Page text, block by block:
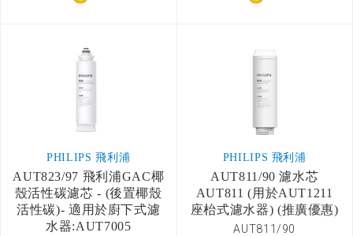
PHILIPS 飛利浦
AUT823/97 飛利浦GAC椰
殼活性碳濾芯 - (後置椰殼
活性碳)- 適用於廚下式濾
水器:AUT7005
PHILIPS 飛利浦
AUT811/90 濾水芯
AUT811 (用於AUT1211
座枱式濾水器) (推廣優惠)
AUT811/90